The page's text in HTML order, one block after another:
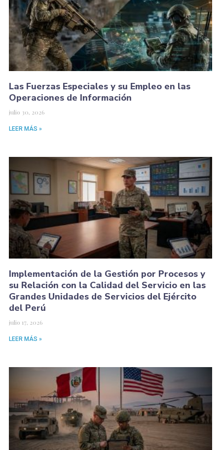
Las Fuerzas Especiales y su Empleo en las
Operaciones de Información
julio 30, 2026
LEER MÁS »
Implementación de la Gestión por Procesos y
su Relación con la Calidad del Servicio en las
Grandes Unidades de Servicios del Ejército
del Perú
julio 17, 2026
LEER MÁS »